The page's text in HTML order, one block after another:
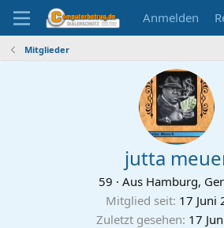
Anmelden
Mitglieder
jutta
59 · Aus Hamburg,
Mitglied seit 17 Juni
Zuletzt gesehen 17